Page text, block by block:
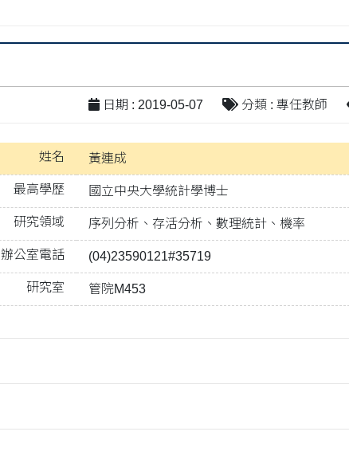
日期 : 2019-05-07 分類 : 專任教師
姓名 黃連成
最高學歷 國立中央大學統計學博士
研究領域 序列分析、存活分析、數理統計、機率
辦公室電話 (04)23590121#35719
研究室 管院M453